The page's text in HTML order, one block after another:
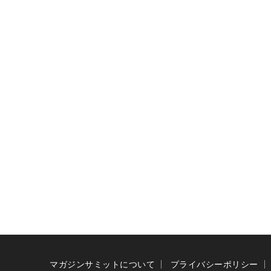
マガジンサミットについて プライバシーポリシー